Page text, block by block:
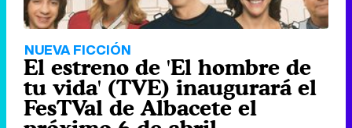
NUEVA FICCIÓN
El estreno de 'El hombre de
tu vida' (TVE) inaugurará el
FesTVal de Albacete el